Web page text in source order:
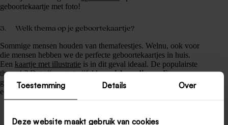
Toestemming Details Over
Deze website maakt gebruik van cookies
geboortekaartje met foto!
3. Welk thema op je geboortekaartje?
Sommige mensen houden van themafeestjes. Welnu, ook voor
die mensen hebben we de perfecte geboortekaartjes in huis.
Een kaartje met illustratie is in dit geval ideaal. De populairste
thema’s? Dat zijn ongetwijfeldmuziek en dieren. Een
geboortekaartje in de vorm van een vinylplaat, een eendje of
een muziekcassette: daar scoor je mee!